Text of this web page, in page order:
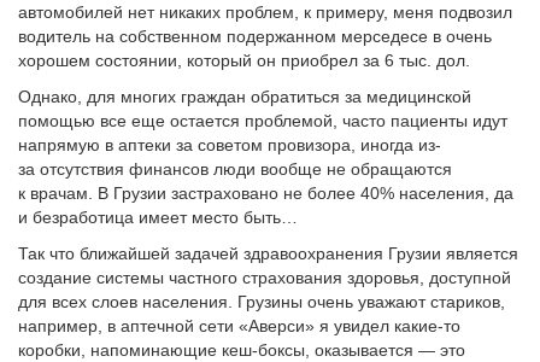
автомобилей нет никаких проблем, к примеру, меня подвозил
водитель на собственном подержанном мерседесе в очень
хорошем состоянии, который он приобрел за 6 тыс. дол.
Однако, для многих граждан обратиться за медицинской
помощью все еще остается проблемой, часто пациенты идут
напрямую в аптеки за советом провизора, иногда из-
за отсутствия финансов люди вообще не обращаются
к врачам. В Грузии застраховано не более 40% населения, да
и безработица имеет место быть…
Так что ближайшей задачей здравоохранения Грузии является
создание системы частного страхования здоровья, доступной
для всех слоев населения. Грузины очень уважают стариков,
например, в аптечной сети «Аверси» я увидел какие-то
коробки, напоминающие кеш-боксы, оказывается — это